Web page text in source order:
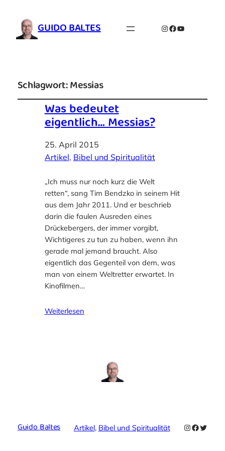
GUIDO BALTES Instagram
Facebook
YouTube
Schlagwort:Messias
Was bedeutet
eigentlich… Messias?
25. April 2015
Artikel, Bibel und Spiritualität
„Ich muss nur noch kurz die Welt
retten“, sang Tim Bendzko in seinem Hit
aus dem Jahr 2011. Und er beschrieb
darin die faulen Ausreden eines
Drückebergers, der immer vorgibt,
Wichtigeres zu tun zu haben, wenn ihn
gerade mal jemand braucht. Also
eigentlich das Gegenteil von dem, was
man von einem Weltretter erwartet. In
Kinofilmen…
Weiterlesen
Guido Baltes Artikel, Bibel und Spiritualität Instagram